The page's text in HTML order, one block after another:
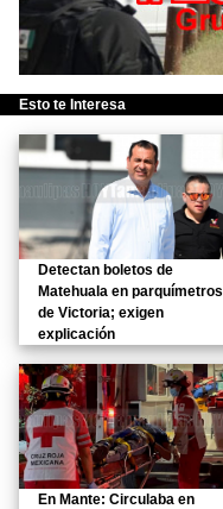
Esto te Interesa
Detectan boletos de
Matehuala en parquímetros
de Victoria; exigen
explicación
En Mante: Circulaba en